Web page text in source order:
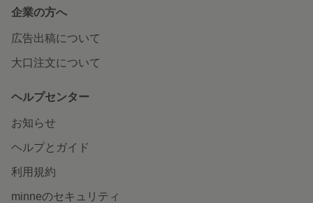
企業の方へ
広告出稿について
大口注文について
ヘルプセンター
お知らせ
ヘルプとガイド
利用規約
minneのセキュリティ